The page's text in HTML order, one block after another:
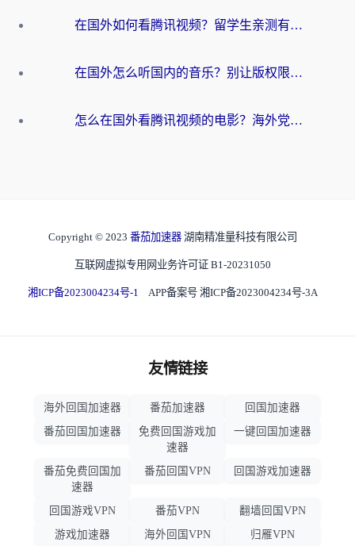
在国外如何看腾讯视频？留学生亲测有效的回国加速方案
在国外怎么听国内的音乐？别让版权限制断了你的华语歌单
怎么在国外看腾讯视频的电影？海外党亲测有效的回国加速指南
Copyright © 2023 番茄加速器 湖南精准量科技有限公司
互联网虚拟专用网业务许可证 B1-20231050
湘ICP备2023004234号-1 APP备案号 湘ICP备2023004234号-3A
友情链接
海外回国加速器 番茄加速器
回国加速器
番茄回国加速器
免费回国游戏加
速器
一键回国加速器
番茄免费回国加
速器
番茄回国VPN 回国游戏加速器
回国游戏VPN 番茄VPN
翻墙回国VPN
游戏加速器
海外回国VPN 归雁VPN